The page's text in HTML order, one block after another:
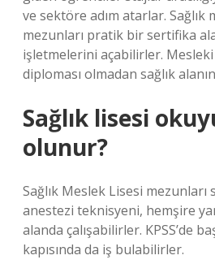
ve sektöre adım atarlar. Sağlık
mezunları pratik bir sertifika
işletmelerini açabilirler.
diploması olmadan sağlık
Sağlık lisesi
olunur?
Sağlık Meslek Lisesi mezunları
anestezi teknisyeni, hemşire
alanda çalışabilirler. KPSS’de
kapısında da iş bulabilirler.